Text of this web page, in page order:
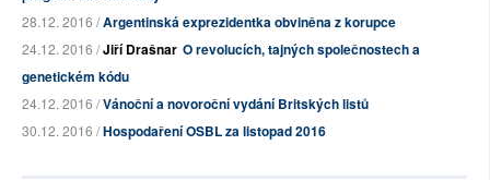
28.12. 2016 /Argentinská exprezidentka obviněna z korupce
24.12. 2016 /Jiří Drašnar O revolucích, tajných společnostech a
genetickém kódu
24.12. 2016 /Vánoční a novoroční vydání Britských listů
30.12. 2016 /Hospodaření OSBL za listopad 2016